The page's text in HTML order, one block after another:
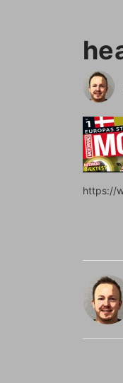
https://